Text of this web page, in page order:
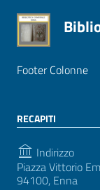
Footer Colonne
RECAPITI
Indirizzo
Piazza Vittorio
94100, Enna